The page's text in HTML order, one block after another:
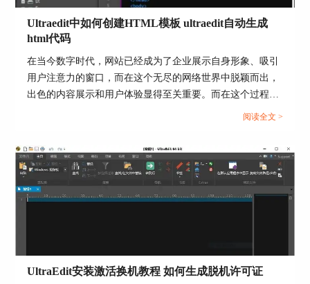
图片4 快捷语言示例图按钮
以上就是UltraEdit编码配置中的HTML/Markdown板
迎大家前往UltraEdit中文网站进行查阅。
作者：羡鱼
Ultraedit中如何创建HTML模板 ultraedit自动生成
html代码
在当今数字时代，网站已经成为了企业展示自身形象、吸引
用户注意力的窗口，而在这个无尽的网络世界中脱颖而出，
出色的内容展示和用户体验显得至关重要。而在这个过程
中，HTML作为构建网页的语言，扮演着举足轻重的角色。
具。在这一领域，Ultraedit作为一款备受推崇的文本编辑
器，不仅在文本处理方面功能强大，还在创建HTML模板和
自动生成HTML代码方面具备独特的优势。本文将介绍
Ultraedit中如何创建HTML模板，ultraedit自动生成html代码
阅读全文 >
UltraEdit安装激活换机教程 如何生成脱机许可证